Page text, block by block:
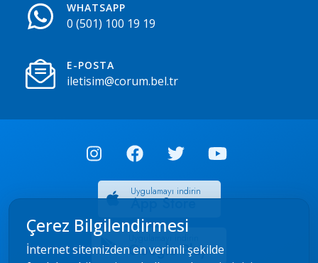
WHATSAPP
0 (501) 100 19 19
E-POSTA
iletisim@corum.bel.tr
Uygulamayı indirin
App Store
Google Play
Çerez Bilgilendirmesi
İnternet sitemizden en verimli şekilde